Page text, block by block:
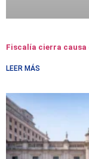
Fiscalía cierra
LEER MÁS